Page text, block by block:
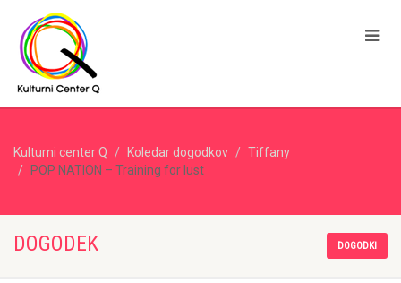
Kulturni center Q Koledar dogodkov
Tiffany
POP NATION – Training for lust
DOGODEK DOGODKI